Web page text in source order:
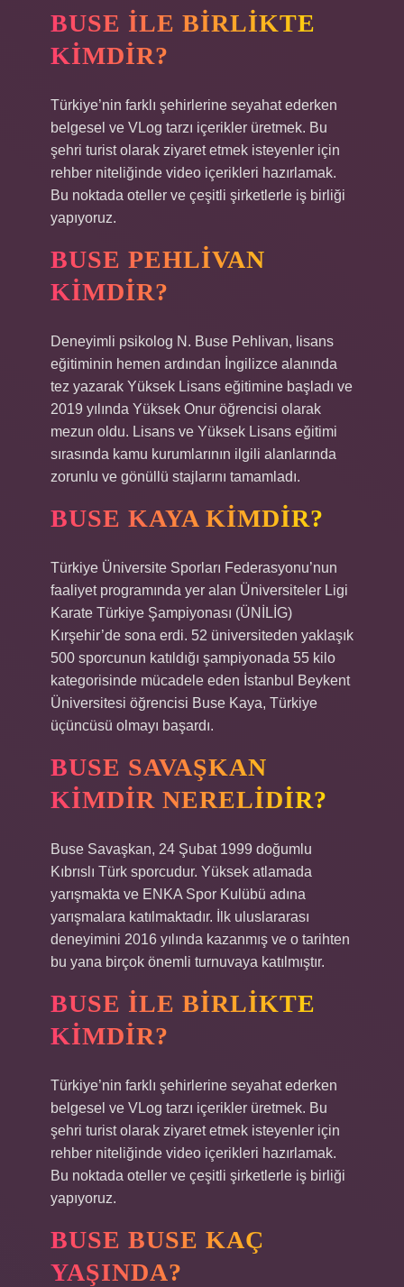
BUSE ILE BIRLIKTE
KIMDIR?
Türkiye’nin farklı şehirlerine seyahat ederken
belgesel ve VLog tarzı içerikler üretmek. Bu
şehri turist olarak ziyaret etmek isteyenler için
rehber niteliğinde video içerikleri hazırlamak.
Bu noktada oteller ve çeşitli şirketlerle iş birliği
yapıyoruz.
BUSE PEHLIVAN
KIMDIR?
Deneyimli psikolog N. Buse Pehlivan, lisans
eğitiminin hemen ardından İngilizce alanında
tez yazarak Yüksek Lisans eğitimine başladı ve
2019 yılında Yüksek Onur öğrencisi olarak
mezun oldu. Lisans ve Yüksek Lisans eğitimi
sırasında kamu kurumlarının ilgili alanlarında
zorunlu ve gönüllü stajlarını tamamladı.
BUSE KAYA KIMDIR?
Türkiye Üniversite Sporları Federasyonu’nun
faaliyet programında yer alan Üniversiteler Ligi
Karate Türkiye Şampiyonası (ÜNİLİG)
Kırşehir’de sona erdi. 52 üniversiteden yaklaşık
500 sporcunun katıldığı şampiyonada 55 kilo
kategorisinde mücadele eden İstanbul Beykent
Üniversitesi öğrencisi Buse Kaya, Türkiye
üçüncüsü olmayı başardı.
BUSE SAVAŞKAN
KIMDIR NERELIDIR?
Buse Savaşkan, 24 Şubat 1999 doğumlu
Kıbrıslı Türk sporcudur. Yüksek atlamada
yarışmakta ve ENKA Spor Kulübü adına
yarışmalara katılmaktadır. İlk uluslararası
deneyimini 2016 yılında kazanmış ve o tarihten
bu yana birçok önemli turnuvaya katılmıştır.
BUSE ILE BIRLIKTE
KIMDIR?
Türkiye’nin farklı şehirlerine seyahat ederken
belgesel ve VLog tarzı içerikler üretmek. Bu
şehri turist olarak ziyaret etmek isteyenler için
rehber niteliğinde video içerikleri hazırlamak.
Bu noktada oteller ve çeşitli şirketlerle iş birliği
yapıyoruz.
BUSE BUSE KAÇ
YAŞINDA?